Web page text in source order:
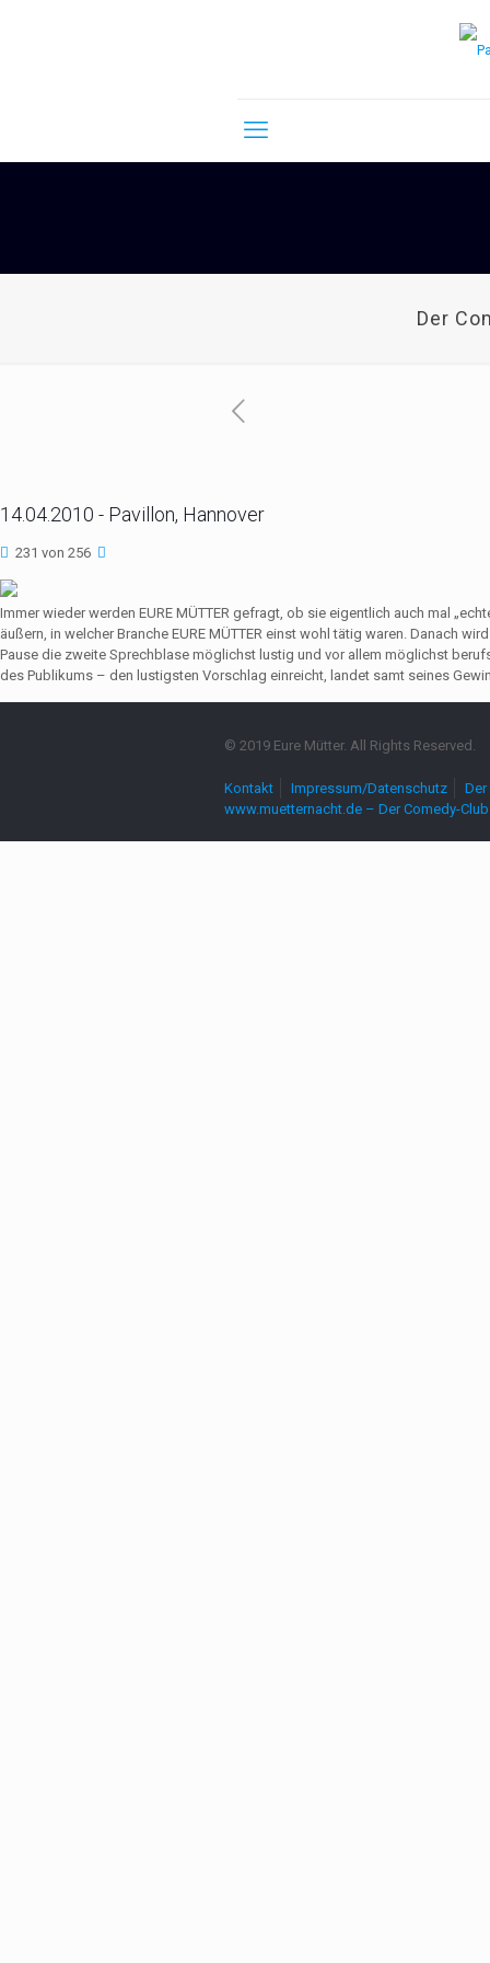
Der
14.04.2010 - Pavillon, Hannover
231 von 256
Immer wieder werden EURE MÜTTER gefragt, ob sie eigentlich auch mal
äußern, in welcher Branche EURE MÜTTER einst wohl tätig waren. Danach
Pause die zweite Sprechblase möglichst lustig und vor allem möglichst
des Publikums – den lustigsten Vorschlag einreicht, landet samt seines
© 2019 Eure Mütter. All Rights Reserved.
Kontakt Impressum/Datenschutz
www.muetternacht.de – Der Comedy-Club